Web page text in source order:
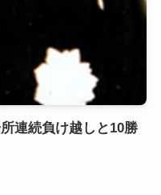
連続負け越しと10勝